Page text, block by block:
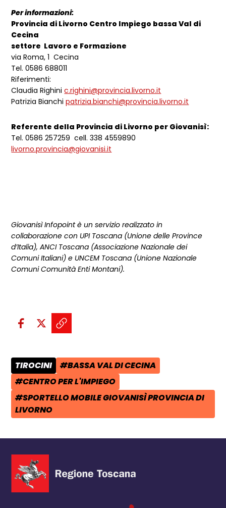
Per informazioni:
Provincia di Livorno Centro Impiego bassa Val di
Cecina
settore Lavoro e Formazione
via Roma, 1 Cecina
Tel. 0586 688011
Riferimenti:
Claudia Righinic.righini@provincia.livorno.it
Patrizia Bianchipatrizia.bianchi@provincia.livorno.it
Referente della Provincia di Livorno per Giovanisì:
Tel. 0586 257259 cell. 338 4559890
livorno.provincia@giovanisi.it
Giovanisì Infopoint è un servizio realizzato in
collaborazione con UPI Toscana (Unione delle Province
d’Italia), ANCI Toscana (Associazione Nazionale dei
Comuni Italiani) e UNCEM Toscana (Unione Nazionale
Comuni Comunità Enti Montani).
Condividi sui social:
Condividi su Facebook - apre
Condividi su X - apre una
Copia il link e condividi -
CATEGORIA POST:
TIROCINI TAG:
#BASSA VAL DI CECINA
TAG:
#CENTRO PER L'IMPIEGO
TAG:
#SPORTELLO MOBILE GIOVANISÌ PROVINCIA DI
LIVORNO